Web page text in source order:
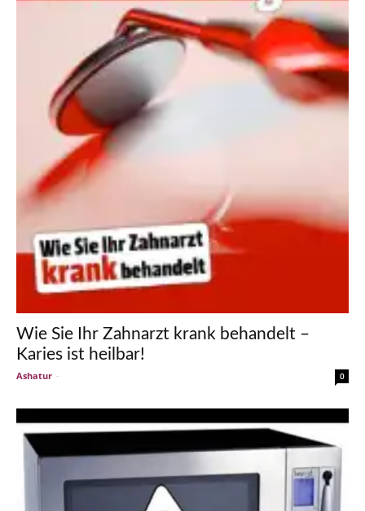
Wie Sie Ihr Zahnarzt krank behandelt –
Karies ist heilbar!
Ashatur - 0